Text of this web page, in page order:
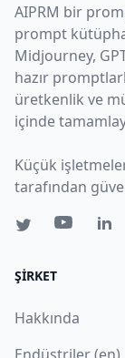
AIPRM bir
prompt
Midjourney,
hazır
üretkenlik ve
içinde
Küçük
tarafından
ŞIRKET
Hakkında